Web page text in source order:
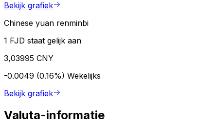
Bekijk grafiek
Chinese yuan renminbi
1 FJD staat gelijk aan
3,03995 CNY
-0.0049 (0.16%) Wekelijks
Bekijk grafiek
Valuta-informatie